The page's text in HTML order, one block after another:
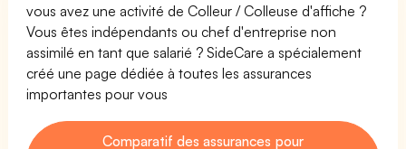
vous avez une activité de Colleur / Colleuse d'affiche ?
Vous êtes indépendants ou chef d'entreprise non
assimilé en tant que salarié ? SideCare a spécialement
créé une page dédiée à toutes les assurances
importantes pour vous
Comparatif des assurances pour